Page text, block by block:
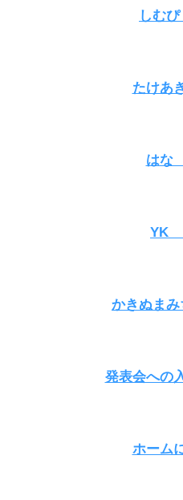
しむ
たけあ
はな
YK
かきぬま
発表会への
ホーム